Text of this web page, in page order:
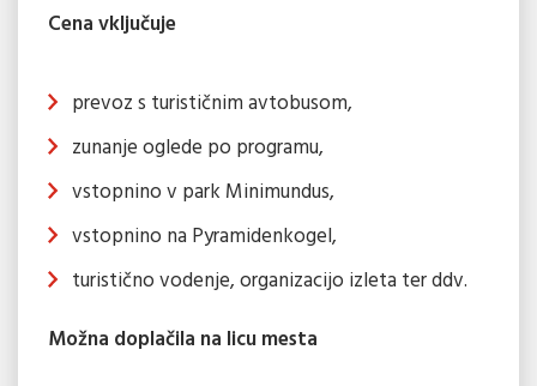
Cena vključuje
prevoz s turističnim avtobusom,
zunanje oglede po programu,
vstopnino v park Minimundus,
vstopnino na Pyramidenkogel,
turistično vodenje, organizacijo izleta ter ddv.
Možna doplačila na licu mesta